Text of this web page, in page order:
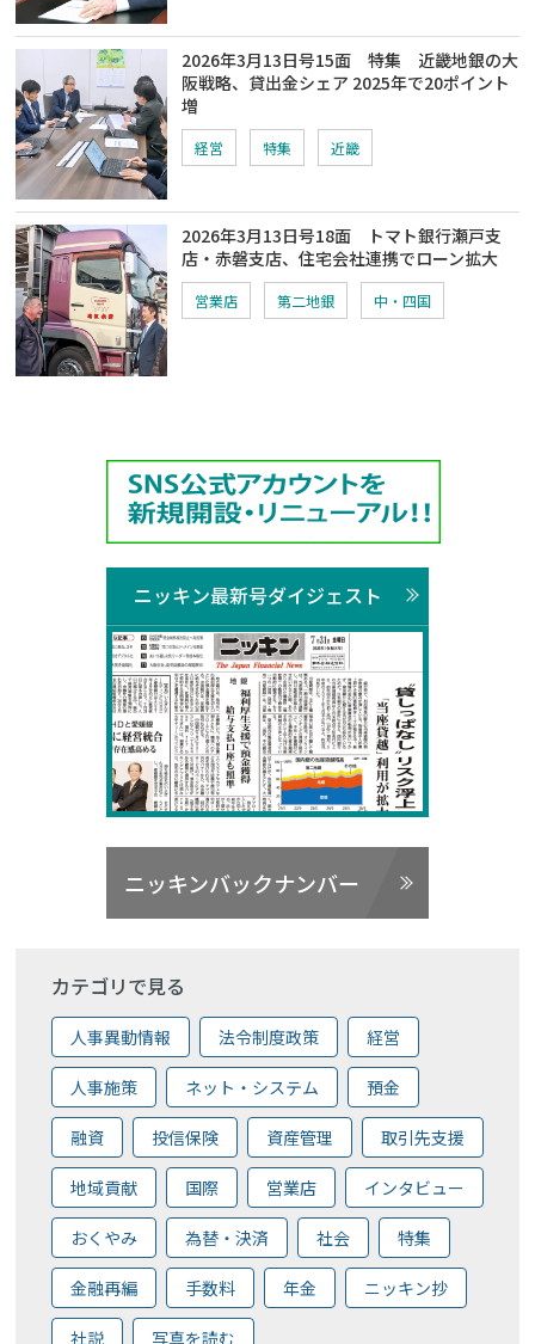
2026年3月13日号15面 特集 近畿地銀の大
阪戦略、貸出金シェア 2025年で20ポイント
増
経営 特集 近畿
2026年3月13日号18面 トマト銀行瀬戸支
店・赤磐支店、住宅会社連携でローン拡大
営業店 第二地銀 中・四国
ニッキン最新号ダイジェスト
ニッキンバックナンバー
カテゴリで見る
人事異動情報 法令制度政策 経営
人事施策 ネット・システム 預金
融資 投信保険 資産管理 取引先支援
地域貢献 国際 営業店 インタビュー
おくやみ 為替・決済 社会 特集
金融再編 手数料 年金 ニッキン抄
社説 写真を読む